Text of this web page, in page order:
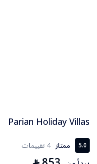
Parian Holiday Villas
5.0 ممتاز 4 تقييمات